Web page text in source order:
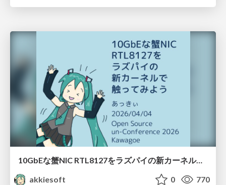
10GbEな蟹NIC RTL8127をラズパイの新カーネルで触ってみよう / 20260404-osunc26kg-rtl8127-on-pi5
akkiesoft
0 770